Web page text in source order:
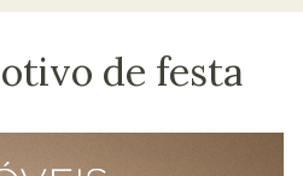
de festa